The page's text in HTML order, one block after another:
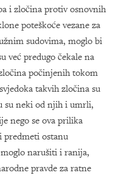
i zločina protiv osnovnih
poteškoće vezane za
sudovima, moglo bi
već predugo čekale na
počinjenih tokom
takvih zločina su
su neki od njih i umrli,
nego se ova prilika
predmeti ostanu
narušiti i ranija,
pravde za ratne